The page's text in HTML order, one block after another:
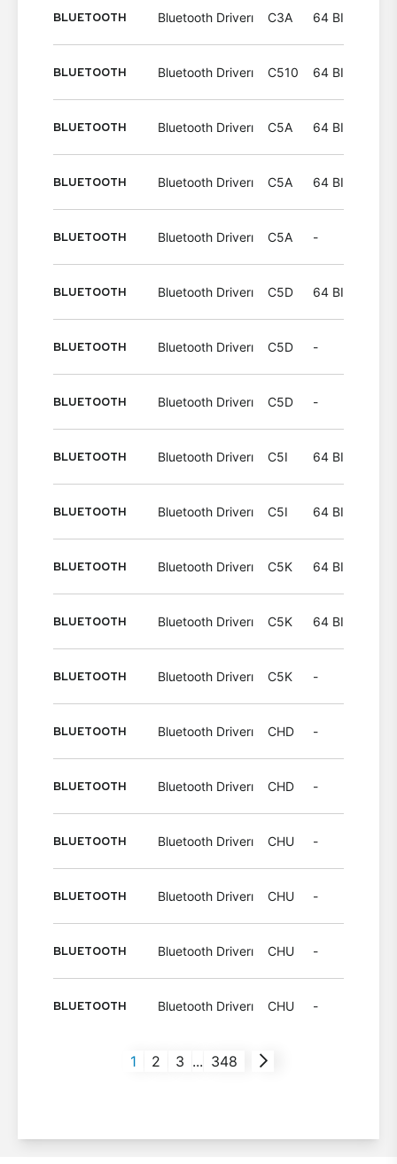
BLUETOOTH Bluetooth Driverı C3A 64 BIT
BLUETOOTH Bluetooth Driverı C510 64 BIT
BLUETOOTH Bluetooth Driverı C5A 64 BIT
BLUETOOTH Bluetooth Driverı C5A 64 BIT
BLUETOOTH Bluetooth Driverı C5A -
BLUETOOTH Bluetooth Driverı C5D 64 BIT
BLUETOOTH Bluetooth Driverı C5D -
BLUETOOTH Bluetooth Driverı C5D -
BLUETOOTH Bluetooth Driverı C5I 64 BIT
BLUETOOTH Bluetooth Driverı C5I 64 BIT
BLUETOOTH Bluetooth Driverı C5K 64 BIT
BLUETOOTH Bluetooth Driverı C5K 64 BIT
BLUETOOTH Bluetooth Driverı C5K -
BLUETOOTH Bluetooth Driverı CHD -
BLUETOOTH Bluetooth Driverı CHD -
BLUETOOTH Bluetooth Driverı CHU -
BLUETOOTH Bluetooth Driverı CHU -
BLUETOOTH Bluetooth Driverı CHU -
BLUETOOTH Bluetooth Driverı CHU -
1 2 3 ... 348